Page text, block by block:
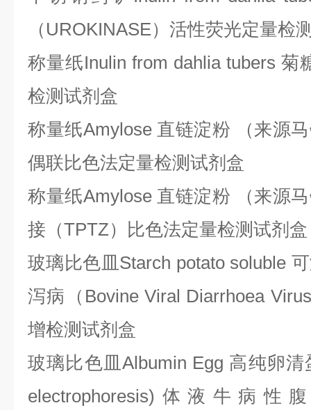
（UROKINASE）活性荧光定量检
称量纸Inulin from dahlia tubers
检测试剂盒
称量纸Amylose 直链淀粉 （来源
偶联比色法定量检测试剂盒
称量纸Amylose 直链淀粉 （来源
接（TPTZ）比色法定量检测试剂盒
玻璃比色皿 Starch potato soluble
泻病（Bovine Viral Diarrhoea
增检测试剂盒
玻璃比色皿 Albumin Egg 高纯卵
electrophoresis)体液牛病性